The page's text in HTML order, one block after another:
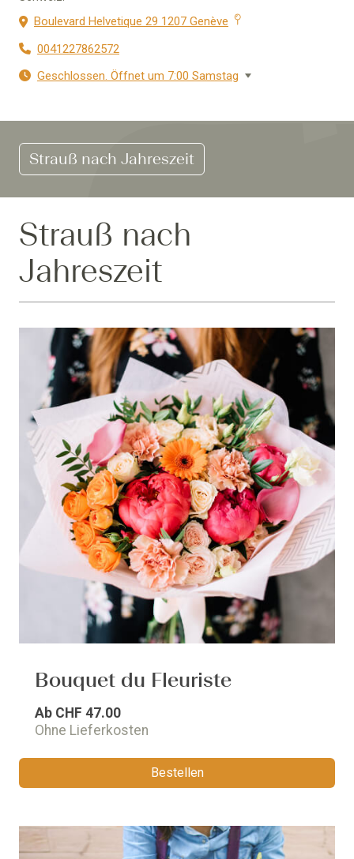
Boulevard Helvetique 29 1207 Genève
0041227862572
Geschlossen. Öffnet um 7:00 Samstag
Strauß nach Jahreszeit
Strauß nach
Jahreszeit
Bouquet du Fleuriste
Ab CHF 47.00
Ohne Lieferkosten
Bestellen